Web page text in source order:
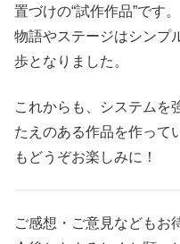
置づけの“試作作品”です。
物語やステージはシンプ
歩となりました。
これからも、システムを
たえのある作品を作って
もどうぞお楽しみに！
ご感想・ご意見などもお